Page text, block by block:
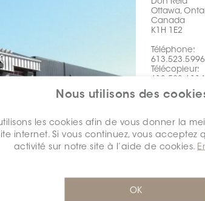
Nous utilisons des
les cookies afin de vous donner la
internet. Si vous continuez, vous acceptez
activité sur notre site à l’aide de cookies.
OK
Ottawa,
Canada
K1H 1E2
Téléphone:
613.523.5996
Télécopieur:
613.523.6114
Bureau de
commande: